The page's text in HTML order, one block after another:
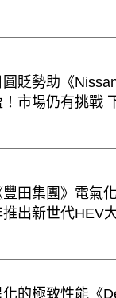
圓貶勢助《
！市場仍有挑戰
豐田集團》電氣
推出新世代HEV
化的極致性能《